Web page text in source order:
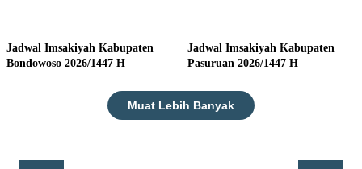
Jadwal Imsakiyah Kabupaten
Bondowoso 2026/1447 H
Jadwal Imsakiyah Kabupaten
Pasuruan 2026/1447 H
Muat Lebih Banyak